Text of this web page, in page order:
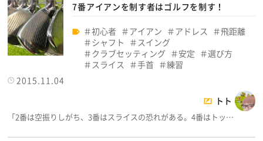
7番アイアンを制す者はゴルフを制す！
初心者 アイアン アドレス
飛距離
シャフト
スイング
クラブセッティング
安定
選び方
スライス
手首
練習
2015.11.04
トト
「2番は空振りしがち、3番はスライスの恐れがある。4番はトッ…